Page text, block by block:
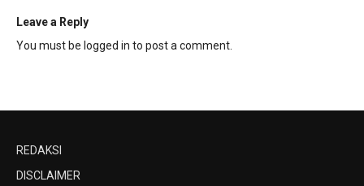
Leave a Reply
You must be logged in to post a comment.
REDAKSI
DISCLAIMER